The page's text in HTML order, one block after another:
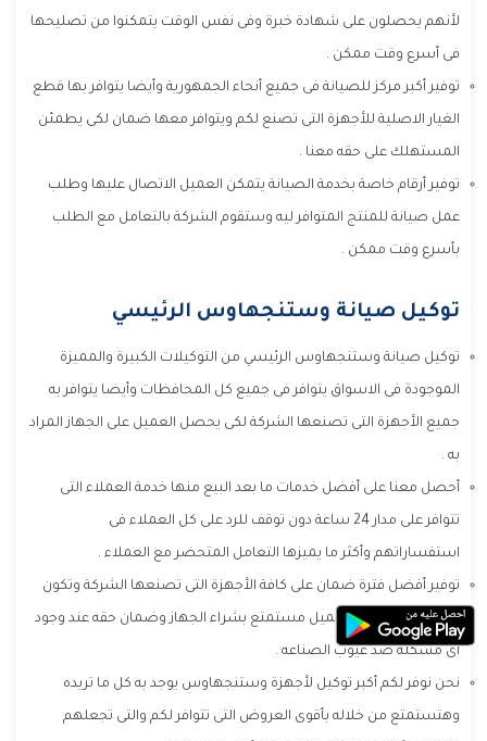
لأنهم يحصلون على شهادة خبرة وفى نفس الوقت يتمكنوا من تصليحها
فى أسرع وقت ممكن .
توفير أكبر مركز للصيانة فى جميع أنحاء الجمهورية وأيضا يتوافر بها قطع
الغيار الاصلية للأجهزة التى تصنع لكم ويتوافر معها ضمان لكى يطمئن
المستهلك على حقه معنا .
توفير أرقام خاصة بخدمة الصيانة يتمكن العميل الاتصال عليها وطلب
عمل صيانة للمنتج المتوافر ليه وستقوم الشركة بالتعامل مع الطلب
بأسرع وقت ممكن .
توكيل صيانة وستنجهاوس الرئيسي
توكيل صيانة وستنجهاوس الرئيسي من التوكيلات الكبيرة والمميزة
الموجودة فى الاسواق يتوافر فى جميع كل المحافظات وأيضا يتوافر به
جميع الأجهزة التى تصنعها الشركة لكى يحصل العميل على الجهاز المراد
به .
أحصل معنا على أفضل خدمات ما بعد البيع منها خدمة العملاء التى
تتوافر على مدار 24 ساعة دون توقف للرد على كل العملاء فى
استفساراتهم وأكثر ما يميزها التعامل المتحضر مع العملاء .
توفير أفضل فترة ضمان على كافة الأجهزة التى تصنعها الشركة وتكون
بأطول مدة تجعل العميل مستمتع بشراء الجهاز وضمان حقه عند وجود
أى مشكله ضد عيوب الصناعه .
نحن نوفر لكم أكبر توكيل لأجهزة وستنجهاوس يوجد به كل ما تريده
وهتستمتع من خلاله بأقوى العروض التى تتوافر لكم والتى تجعلهم